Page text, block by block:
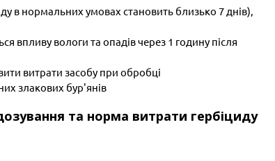
в нормальних умовах становить близько 7 днів),
впливу вологи та опадів через 1 годину після
витрати засобу при обробці
злакових бур'янів
та норма витрати гербіциду